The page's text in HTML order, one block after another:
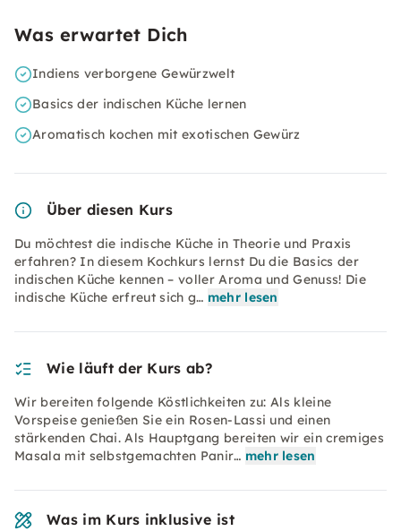
Was erwartet Dich
Indiens verborgene Gewürzwelt
Basics der indischen Küche lernen
Aromatisch kochen mit exotischen Gewürz
Über diesen Kurs
Du möchtest die indische Küche in Theorie und Praxis
erfahren? In diesem Kochkurs lernst Du die Basics der
indischen Küche kennen – voller Aroma und Genuss! Die
indische Küche erfreut sich g… mehr lesen
Wie läuft der Kurs ab?
Wir bereiten folgende Köstlichkeiten zu: Als kleine
Vorspeise genießen Sie ein Rosen-Lassi und einen
stärkenden Chai. Als Hauptgang bereiten wir ein cremiges
Masala mit selbstgemachten Panir… mehr lesen
Was im Kurs inklusive ist